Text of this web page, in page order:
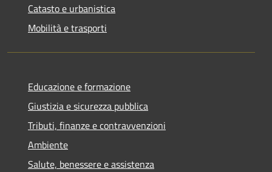
Catasto e urbanistica
Mobilità e trasporti
Educazione e formazione
Giustizia e sicurezza pubblica
Tributi, finanze e contravvenzioni
Ambiente
Salute, benessere e assistenza